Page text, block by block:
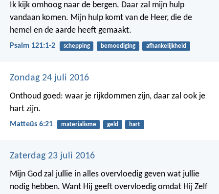
Ik kijk omhoog naar de bergen. Daar zal mijn hulp
vandaan komen. Mijn hulp komt van de Heer, die de
hemel en de aarde heeft gemaakt.
Psalm 121:1-2 schepping bemoediging afhankelijkheid
Zondag 24 juli 2016
Onthoud goed: waar je rijkdommen zijn, daar zal ook je
hart zijn.
Matteüs 6:21 materialisme geld hart
Zaterdag 23 juli 2016
Mijn God zal jullie in alles overvloedig geven wat jullie
nodig hebben. Want Hij geeft overvloedig omdat Hij Zelf